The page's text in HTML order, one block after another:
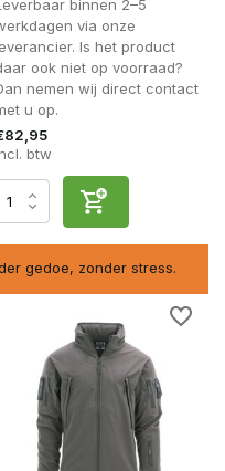
terwijl de binnenzijde
tussen bescherming
maar niet
laag.
binnen 2–5
via onze
Is het product
ook niet op voorraad?
nemen wij direct contact
u op.
btw
gedoe, zonder stress.